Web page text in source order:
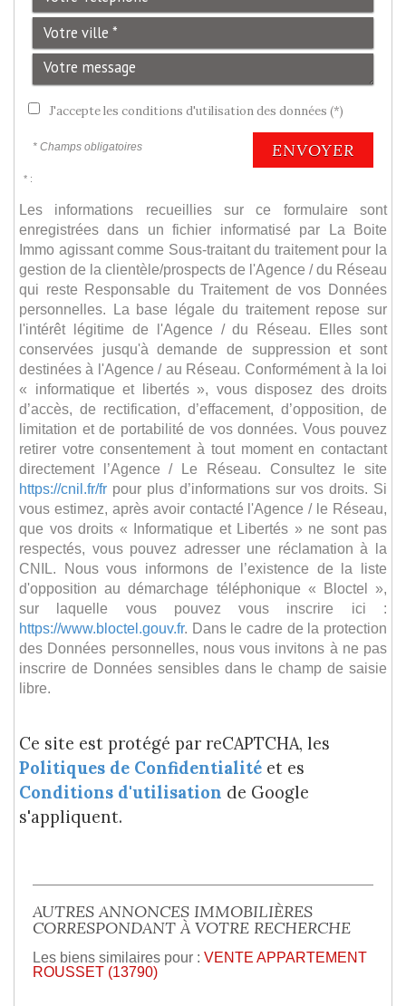
J'accepte les conditions d'utilisation des données (*)
* Champs obligatoires ENVOYER
* :
Les informations recueillies sur ce formulaire sont
enregistrées dans un fichier informatisé par La Boite
Immo agissant comme Sous-traitant du traitement pour la
gestion de la clientèle/prospects de l'Agence / du Réseau
qui reste Responsable du Traitement de vos Données
personnelles. La base légale du traitement repose sur
l'intérêt légitime de l'Agence / du Réseau. Elles sont
conservées jusqu'à demande de suppression et sont
destinées à l'Agence / au Réseau. Conformément à la loi
« informatique et libertés », vous disposez des droits
d’accès, de rectification, d’effacement, d’opposition, de
limitation et de portabilité de vos données. Vous pouvez
retirer votre consentement à tout moment en contactant
directement l’Agence / Le Réseau. Consultez le site
https://cnil.fr/fr pour plus d’informations sur vos droits. Si
vous estimez, après avoir contacté l'Agence / le Réseau,
que vos droits « Informatique et Libertés » ne sont pas
respectés, vous pouvez adresser une réclamation à la
CNIL. Nous vous informons de l’existence de la liste
d'opposition au démarchage téléphonique « Bloctel »,
sur laquelle vous pouvez vous inscrire ici :
https://www.bloctel.gouv.fr. Dans le cadre de la protection
des Données personnelles, nous vous invitons à ne pas
inscrire de Données sensibles dans le champ de saisie
libre.
Ce site est protégé par reCAPTCHA, les
Politiques de Confidentialité et es
Conditions d'utilisation de Google
s'appliquent.
AUTRES ANNONCES IMMOBILIÈRES
CORRESPONDANT À VOTRE RECHERCHE
Les biens similaires pour : VENTE APPARTEMENT
ROUSSET (13790)